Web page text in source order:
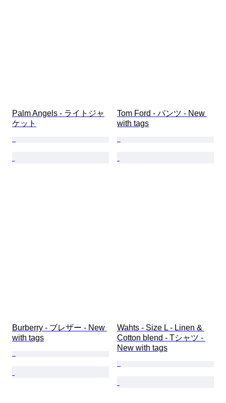
Palm Angels - ライトジャ
ケット
Tom Ford - パンツ - New
with tags
Burberry - ブレザー - New
with tags
Wahts - Size L - Linen &
Cotton blend - Tシャツ -
New with tags